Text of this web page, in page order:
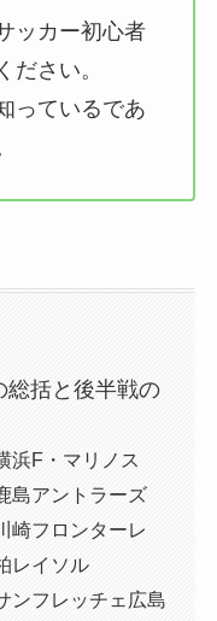
ッカー初心者
ださい。
っているであ
総括と後半戦の
浜F・マリノス
島アントラーズ
崎フロンターレ
レイソル
ンフレッチェ広島